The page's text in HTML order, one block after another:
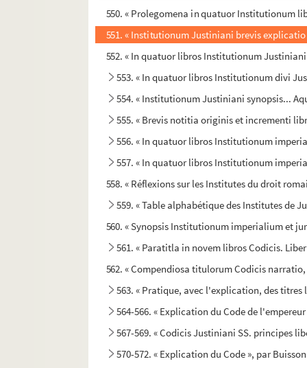
550. « Prolegomena in quatuor Institutionum
551. « Institutionum Justiniani brevis explicatio
552. « In quatuor libros Institutionum
553. « In quatuor libros Institutionum divi
554. « Institutionum Justiniani synopsis...
555. « Brevis notitia originis et incrementi
556. « In quatuor libros Institutionum
557. « In quatuor libros Institutionum
558. « Réflexions sur les Institutes du droit
559. « Table alphabétique des Institutes de
560. « Synopsis Institutionum imperialium et
561. « Paratitla in novem libros Codicis.
562. « Compendiosa titulorum Codicis
563. « Pratique, avec l'explication, des titres
564-566. « Explication du Code de
567-569. « Codicis Justiniani SS. principes
570-572. « Explication du Code », par